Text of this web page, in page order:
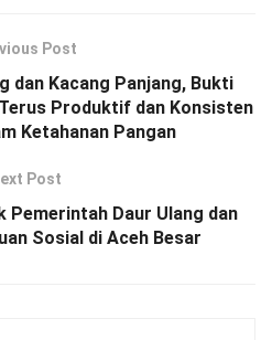
Post
dan Kacang Panjang, Bukti
Produktif dan Konsisten
Ketahanan Pangan
Post
Pemerintah Daur Ulang dan
Sosial di Aceh Besar